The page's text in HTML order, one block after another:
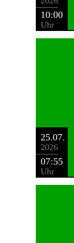
10:00
Uhr
25.07.
2026
07:55
Uhr